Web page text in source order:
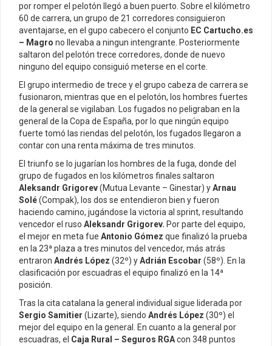
por romper el pelotón llegó a buen puerto. Sobre el kilómetro
60 de carrera, un grupo de 21 corredores consiguieron
aventajarse, en el gupo cabecero el conjunto EC Cartucho.es
– Magro no llevaba a ningun intengrante. Posteriormente
saltaron del pelotón trece corredores, donde de nuevo
ninguno del equipo consiguió meterse en el corte.
El grupo intermedio de trece y el grupo cabeza de carrera se
fusionaron, mientras que en el pelotón, los hombres fuertes
de la general se vigilaban. Los fugados no peligraban en la
general de la Copa de España, por lo que ningún equipo
fuerte tomó las riendas del pelotón, los fugados llegaron a
contar con una renta máxima de tres minutos.
El triunfo se lo jugarían los hombres de la fuga, donde del
grupo de fugados en los kilómetros finales saltaron
Aleksandr Grigorev(Mutua Levante – Ginestar) yArnau
Solé(Compak), los dos se entendieron bien y fueron
haciendo camino, jugándose la victoria al sprint, resultando
vencedor el ruso Aleksandr Grigorev. Por parte del equipo,
el mejor en meta fue Antonio Gómez que finalizó la prueba
en la 23ª plaza a tres minutos del vencedor, más atrás
entraron Andrés López (32º) yAdrián Escobar (58º). En la
clasificación por escuadras el equipo finalizó en la 14ª
posición.
Tras la cita catalana la general individual sigue liderada por
Sergio Samitier (Lizarte), siendo Andrés López (30º) el
mejor del equipo en la general. En cuanto a la general por
escuadras, el Caja Rural – Seguros RGAcon 348 puntos